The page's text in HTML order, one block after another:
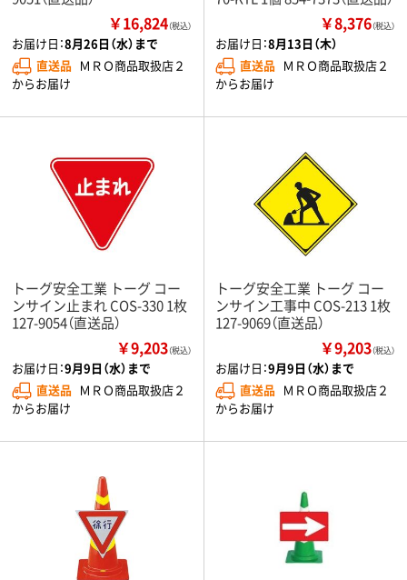
￥16,824（税込）
お届け日：8月26日（水）まで
直送品 ＭＲＯ商品取扱店２
からお届け
￥8,376（税込）
お届け日：8月13日（木）
直送品 ＭＲＯ商品取扱店２
からお届け
トーグ安全工業 トーグ コー
ンサイン止まれ COS-330 1枚
127-9054（直送品）
￥9,203（税込）
お届け日：9月9日（水）まで
直送品 ＭＲＯ商品取扱店２
からお届け
トーグ安全工業 トーグ コー
ンサイン工事中 COS-213 1枚
127-9069（直送品）
￥9,203（税込）
お届け日：9月9日（水）まで
直送品 ＭＲＯ商品取扱店２
からお届け